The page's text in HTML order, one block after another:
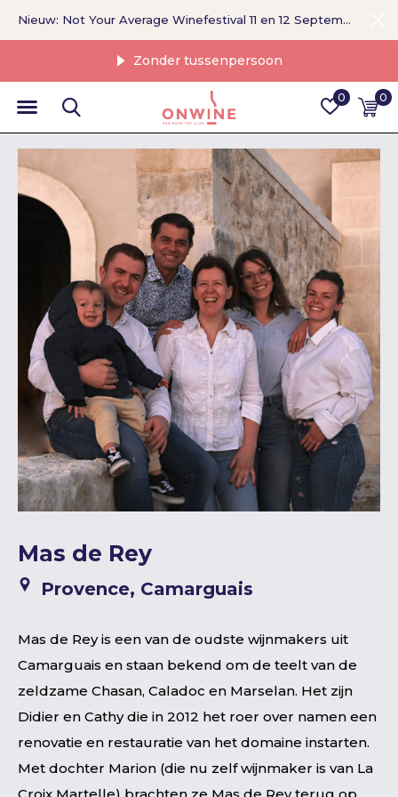
0 0
Zonder tussenpersoon
Nieuw: Not Your Average Winefestival 11 en 12 September >
Mas de Rey
Provence, Camarguais
Mas de Rey is een van de oudste wijnmakers uit
Camarguais en staan bekend om de teelt van de
zeldzame Chasan, Caladoc en Marselan. Het zijn
Didier en Cathy die in 2012 het roer over namen een
renovatie en restauratie van het domaine instarten.
Met dochter Marion (die nu zelf wijnmaker is van La